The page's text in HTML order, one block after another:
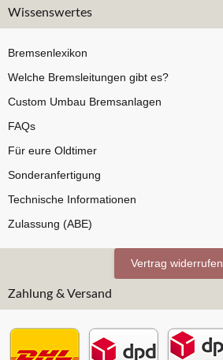
Wissenswertes
Bremsenlexikon
Welche Bremsleitungen gibt es?
Custom Umbau Bremsanlagen
FAQs
Für eure Oldtimer
Sonderanfertigung
Technische Informationen
Zulassung (ABE)
Vertrag widerrufen
Zahlung & Versand